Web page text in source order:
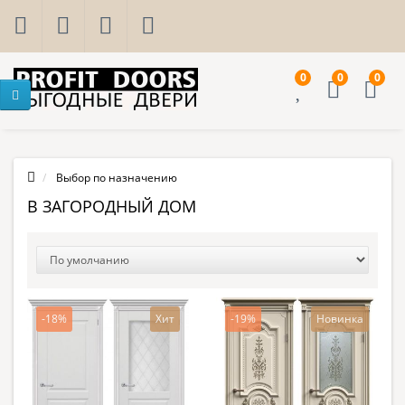
0 0 0
Выбор по назначению
В ЗАГОРОДНЫЙ ДОМ
-18% Хит -19% Новинка